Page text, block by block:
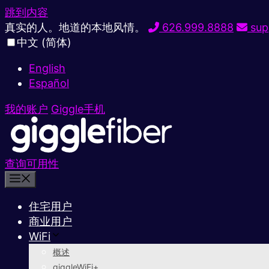
跳到内容
真实的人。地道的本地风情。
626.999.8888
中文 (简体)
English
Español
我的账户 Giggle手机
查询可用性
住宅用户
商业用户
WiFi
概述
giggleWiFi+